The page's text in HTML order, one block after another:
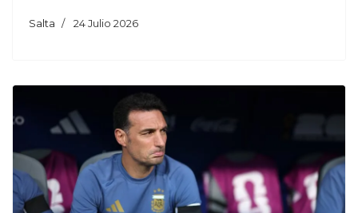
Salta 24 Julio 2026